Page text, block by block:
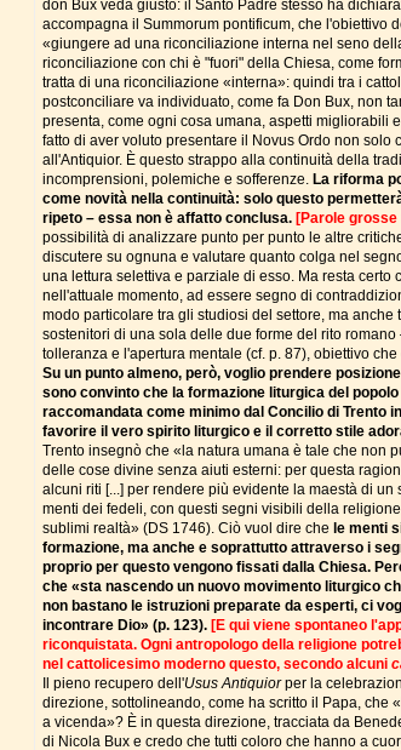
don Bux veda giusto: il Santo Padre stesso ha
accompagna il Summorum pontificum, che l'obiettivo
«giungere ad una riconciliazione interna nel seno
riconciliazione con chi è "fuori" della Chiesa, come
tratta di una riconciliazione «interna»: quindi tra i
postconciliare va individuato, come fa Don Bux, non
presenta, come ogni cosa umana, aspetti migliorabili
fatto di aver voluto presentare il Novus Ordo non solo
all'Antiquior. È questo strappo alla continuità della
incomprensioni, polemiche e sofferenze. La riforma
come novità nella continuità: solo questo
ripeto – essa non è affatto conclusa. [Parole
possibilità di analizzare punto per punto le altre
discutere su ognuna e valutare quanto colga nel
una lettura selettiva e parziale di esso. Ma resta certo
nell'attuale momento, ad essere segno di
modo particolare tra gli studiosi del settore, ma anche
sostenitori di una sola delle due forme del rito
tolleranza e l'apertura mentale (cf. p. 87), obiettivo
Su un punto almeno, però, voglio prendere
sono convinto che la formazione liturgica del
raccomandata come minimo dal Concilio di Trento
favorire il vero spirito liturgico e il corretto stile
Trento insegnò che «la natura umana è tale che non
delle cose divine senza aiuti esterni: per questa
alcuni riti [...] per rendere più evidente la maestà di
menti dei fedeli, con questi segni visibili della
sublimi realtà» (DS 1746). Ciò vuol dire che le menti
formazione, ma anche e soprattutto attraverso i
proprio per questo vengono fissati dalla Chiesa.
che «sta nascendo un nuovo movimento liturgico
non bastano le istruzioni preparate da esperti, ci
incontrare Dio» (p. 123). [E qui viene spontaneo
riconquistata. Ogni antropologo della religione
nel cattolicesimo moderno questo, secondo alcuni
Il pieno recupero dell'Usus Antiquiorper la
direzione, sottolineando, come ha scritto il Papa, che
a vicenda»? È in questa direzione, tracciata da
di Nicola Bux e credo che tutti coloro che hanno a